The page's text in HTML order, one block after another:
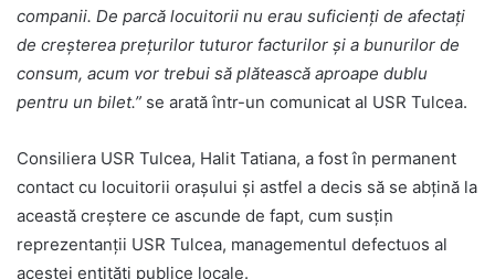
companii. De parcă locuitorii nu erau suficienți de afectați
de creșterea prețurilor tuturor facturilor și a bunurilor de
consum, acum vor trebui să plătească aproape dublu
pentru un bilet.” se arată într-un comunicat al USR Tulcea.
Consiliera USR Tulcea, Halit Tatiana, a fost în permanent
contact cu locuitorii orașului și astfel a decis să se abțină la
această creștere ce ascunde de fapt, cum susțin
reprezentanții USR Tulcea, managementul defectuos al
acestei entități publice locale.